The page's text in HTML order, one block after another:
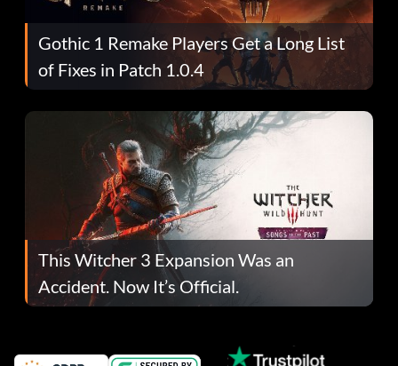
Gothic 1 Remake Players Get a Long List
of Fixes in Patch 1.0.4
This Witcher 3 Expansion Was an
Accident. Now It’s Official.